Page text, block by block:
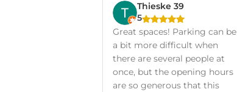
Thieske 39
5
Great spaces! Parking can be
a bit more difficult when
there are several people at
once, but the opening hours
are so generous that this